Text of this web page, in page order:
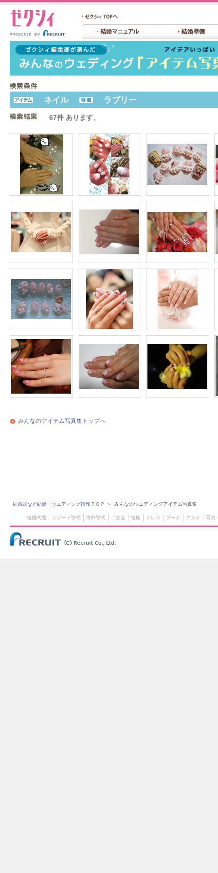
ネイル ラブリー
67件 あります。
みんなのアイテム写真集トップへ
結婚式など結婚・ウエディング情報ＴＯＰ ＞ みんなのウエディングアイテム写真集
結婚式場 リゾート挙式 海外挙式 二次会 指輪 ドレス ブーケ エステ 写真